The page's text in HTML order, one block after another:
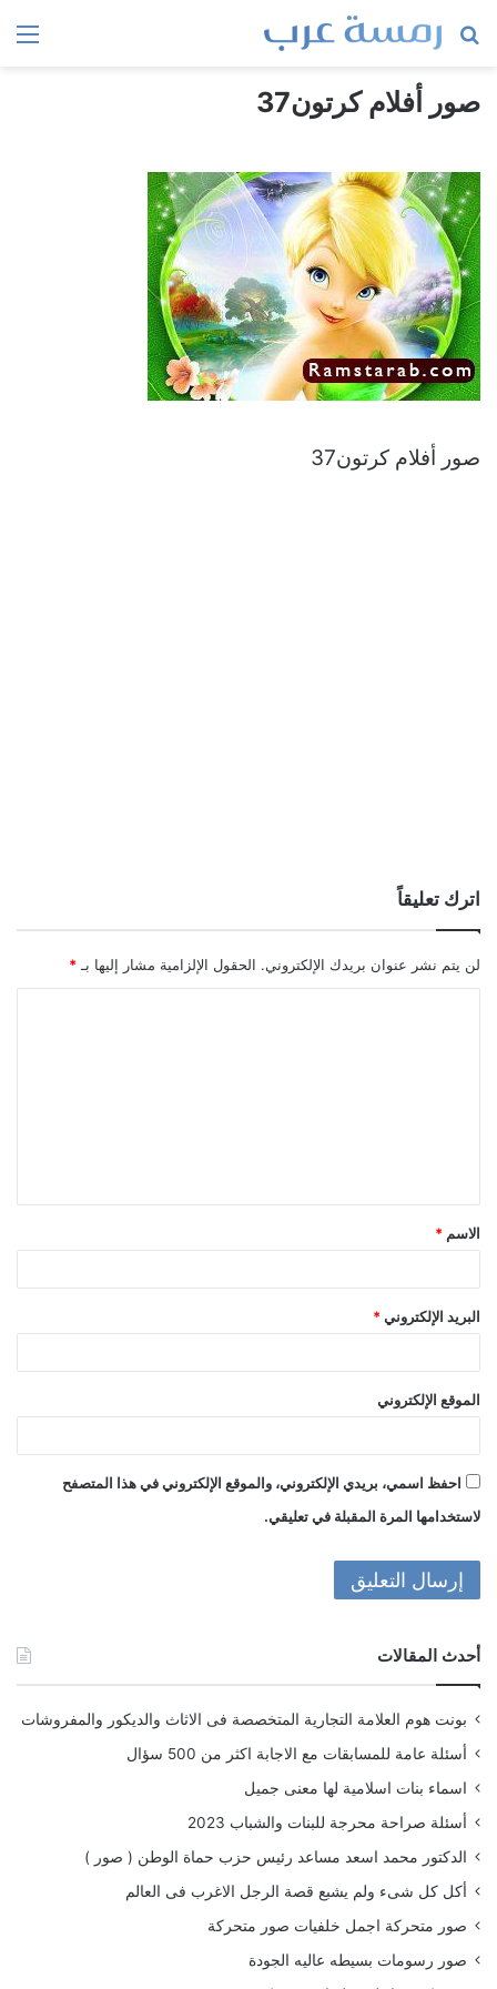
بحث
صور أفلام كرتون37
صور أفلام كرتون37
اترك تعليقاً
لن يتم نشر عنوان بريدك الإلكتروني. الحقول الإلزامية مشار إليها بـ *
ق
*
الاسم *
البريد الإلكتروني *
الموقع الإلكتروني
احفظ اسمي، بريدي الإلكتروني، والموقع الإلكتروني في هذا المتصفح
لاستخدامها المرة المقبلة في تعليقي.
أحدث المقالات
بونت هوم العلامة التجارية المتخصصة فى الاثاث والديكور والمفروشات
أسئلة عامة للمسابقات مع الاجابة اكثر من 500 سؤال
اسماء بنات اسلامية لها معنى جميل
أسئلة صراحة محرجة للبنات والشباب 2023
الدكتور محمد اسعد مساعد رئيس حزب حماة الوطن ( صور )
أكل كل شىء ولم يشبع قصة الرجل الاغرب فى العالم
صور متحركة اجمل خلفيات صور متحركة
صور رسومات بسيطه عاليه الجودة